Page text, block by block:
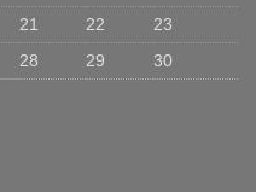
21 22
23
28 29
30